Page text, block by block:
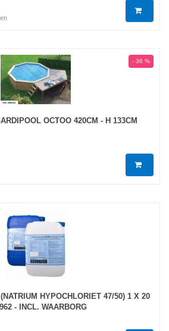
- 36 %
OCTOO 420CM - H 133CM
HYPOCHLORIET 47/50) 1 X 20
- INCL. WAARBORG